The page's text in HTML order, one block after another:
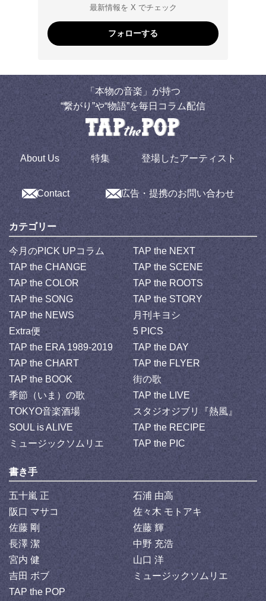
最新情報を X でチェック
フォローする
「本物の音楽」が持つ
“繋がり”や“物語”を毎日コラム配信
About Us 特集 登場したアーティスト
Contact 広告・提携のお問い合わせ
カテゴリー
今月のPICK UPコラム
TAP the NEXT
TAP the CHANGE
TAP the SCENE
TAP the COLOR
TAP the ROOTS
TAP the SONG
TAP the STORY
TAP the NEWS
月刊キヨシ
Extra便
5 PICS
TAP the ERA 1989-2019
TAP the DAY
TAP the CHART
TAP the FLYER
TAP the BOOK
街の歌
季節（いま）の歌
TAP the LIVE
TOKYO音楽酒場
スタジオジブリ『熱風』
SOUL is ALIVE
TAP the RECIPE
ミュージックソムリエ
TAP the PIC
書き手
五十嵐 正
石浦 由高
阪口 マサコ
佐々木 モトアキ
佐藤 剛
佐藤 輝
長澤 潔
中野 充浩
宮内 健
山口 洋
吉田 ボブ
ミュージックソムリエ
TAP the POP